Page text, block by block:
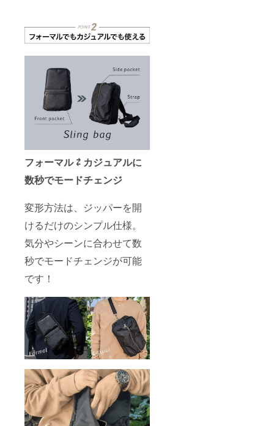
フォーマル ⇄ カジュアルに
数秒でモードチェンジ
変形方法は、ジッパーを開
けるだけのシンプル仕様。
気分やシーンに合わせて数
秒でモードチェンジが可能
です！